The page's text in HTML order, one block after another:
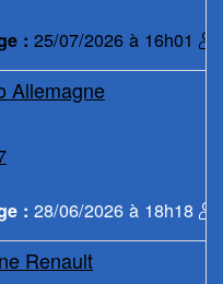
: 25/07/2026 à 16h01
Allemagne
: 28/06/2026 à 18h18
Renault